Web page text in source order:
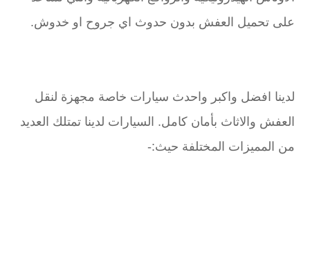
على تحميل العفش بدون حدوث اي جروح او خدوش.
لدينا افضل واكبر واحدث سيارات خاصة مجهزة لنقل
العفش والاثاث بأمان كامل. السيارات لدينا تمتلك العديد
من المميزات المختلفة حيث:-